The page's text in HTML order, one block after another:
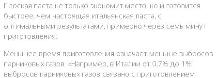
Плоская паста не только экономит место, но и готовится
быстрее, чем настоящая итальянская паста, с
оптимальными результатами, примерно через семь минут
приготовления.
Меньшее время приготовления означает меньше выбросов
парниковых газов. «Например, в Италии от 0,7% до 1%
выбросов парниковых газов связано с приготовлением